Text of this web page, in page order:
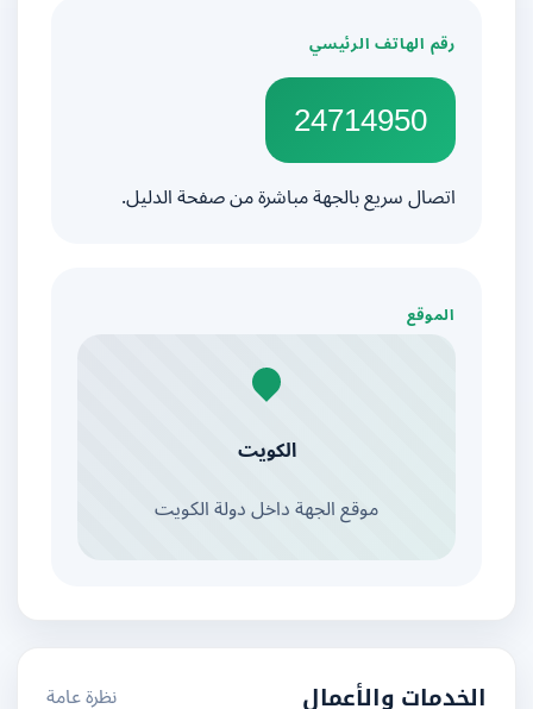
رقم الهاتف الرئيسي
24714950
اتصال سريع بالجهة مباشرة من صفحة الدليل.
الموقع
الكويت
موقع الجهة داخل دولة الكويت
الخدمات والأعمال نظرة عامة